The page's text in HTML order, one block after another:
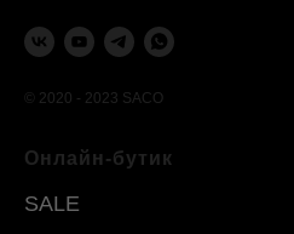
© 2020 - 2023 SACO
Онлайн-бутик
SALE